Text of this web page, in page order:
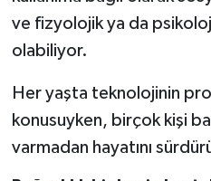
ve fizyolojik ya da
olabiliyor.
Her yaşta teknolojinin
konusuyken, birçok kişi
varmadan hayatını
Bitlis Müftülüğü
Bolu Müftülüğü
Burdur Müftülüğü
Bursa Müftülüğü
Sağlık
Makaleler
Ekonomi
Duyurular